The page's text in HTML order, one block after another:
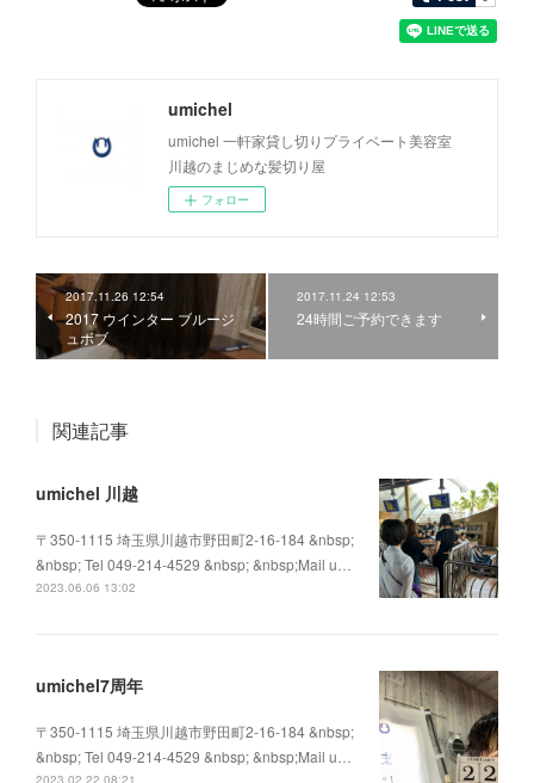
umichel
umichel 一軒家貸し切りプライベート美容室
川越のまじめな髪切り屋
フォロー
2017.11.26 12:54
2017 ウインター ブルージ
ュボブ
2017.11.24 12:53
24時間ご予約できます
関連記事
umichel 川越
〒350-1115 埼玉県川越市野田町2-16-184 &nbsp;
&nbsp; Tel 049-214-4529 &nbsp; &nbsp;Mail u…
2023.06.06 13:02
umichel7周年
〒350-1115 埼玉県川越市野田町2-16-184 &nbsp;
&nbsp; Tel 049-214-4529 &nbsp; &nbsp;Mail u…
2023.02.22 08:21